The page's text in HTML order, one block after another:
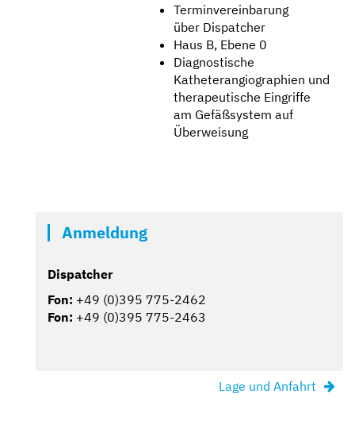
Terminvereinbarung
über Dispatcher
Haus B, Ebene 0
Diagnostische
Katheterangiographien und
therapeutische Eingriffe
am Gefäßsystem auf
Überweisung
Anmeldung
Dispatcher
Fon: +49 (0)395 775-2462
Fon: +49 (0)395 775-2463
Lage und Anfahrt